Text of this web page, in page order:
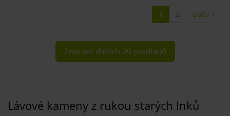
1 2 Další >
Zobrazit dalších 20 produktů
Lávové kameny z rukou starých Inků